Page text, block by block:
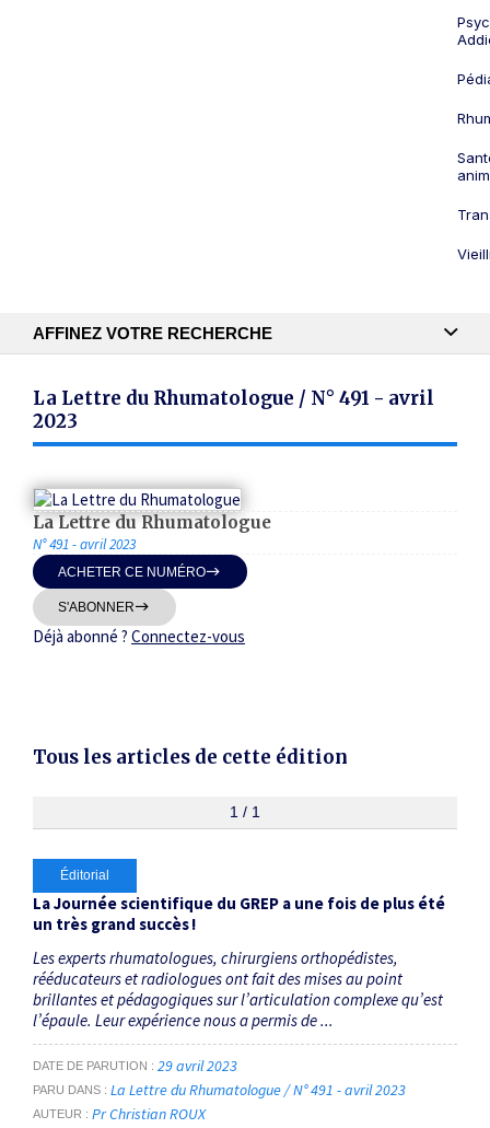
AFFINEZ VOTRE RECHERCHE
Thématiques
Du
La Lettre du Rhumatologue / N° 491 - avril
2023
La Lettre du Rhumatologue
N° 491 - avril 2023
ACHETER CE NUMÉRO
S'ABONNER
Déjà abonné ? Connectez-vous
Tous les articles de cette édition
1 / 1
Éditorial
La Journée scientifique du GREP a une fois de plus été
un très grand succès !
Les experts rhumato­logues, chirurgiens orthopédistes,
rééducateurs et radiologues ont fait des mises au point
brillantes et pédagogiques sur l’articulation complexe qu’est
l’épaule. Leur expérience nous a permis de ...
DATE DE PARUTION 29 avril 2023
PARU DANS La Lettre du Rhumatologue / N° 491 - avril 2023
AUTEUR Pr Christian ROUX